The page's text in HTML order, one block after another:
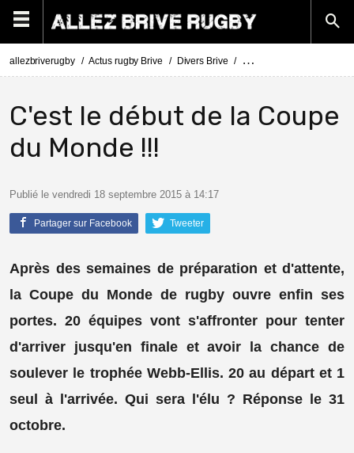
allezbriverugby Actus rugby Brive Divers Brive C'est le début de la
C'est le début de la Coupe
du Monde !!!
Publié le vendredi 18 septembre 2015 à 14:17
Partager sur Facebook Tweeter
Après des semaines de préparation et d'attente,
la Coupe du Monde de rugby ouvre enfin ses
portes. 20 équipes vont s'affronter pour tenter
d'arriver jusqu'en finale et avoir la chance de
soulever le trophée Webb-Ellis. 20 au départ et 1
seul à l'arrivée. Qui sera l'élu ? Réponse le 31
octobre.